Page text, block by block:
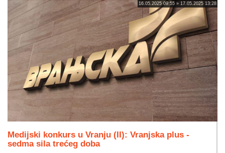
16.05.2025 09:55 » 17.05.2025 13:28
Medijski konkurs u Vranju (II): Vranjska plus -
sedma sila trećeg doba